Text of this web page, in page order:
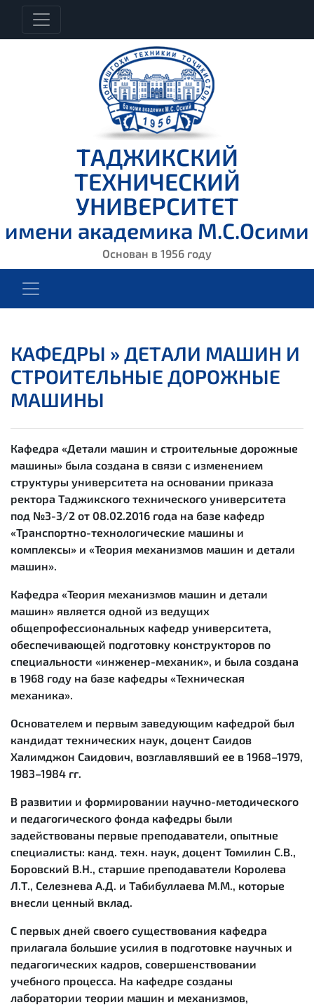
ТАДЖИКСКИЙ
ТЕХНИЧЕСКИЙ
УНИВЕРСИТЕТ
имени академика М.С.Осими
Основан в 1956 году
КАФЕДРЫ » ДЕТАЛИ МАШИН И
СТРОИТЕЛЬНЫЕ ДОРОЖНЫЕ
МАШИНЫ
Кафедра «Детали машин и строительные дорожные
машины» была создана в связи с изменением
структуры университета на основании приказа
ректора Таджикского технического университета
под №3-3/2 от 08.02.2016 года на базе кафедр
«Транспортно-технологические машины и
комплексы» и «Теория механизмов машин и детали
машин».
Кафедра «Теория механизмов машин и детали
машин» является одной из ведущих
общепрофессиональных кафедр университета,
обеспечивающей подготовку конструкторов по
специальности «инженер-механик», и была создана
в 1968 году на базе кафедры «Техническая
механика».
Основателем и первым заведующим кафедрой был
кандидат технических наук, доцент Саидов
Халимджон Саидович, возглавлявший ее в 1968–1979,
1983–1984 гг.
В развитии и формировании научно-методического
и педагогического фонда кафедры были
задействованы первые преподаватели, опытные
специалисты: канд. техн. наук, доцент Томилин С.В.,
Боровский В.Н., старшие преподаватели Королева
Л.Т., Селезнева А.Д. и Табибуллаева М.М., которые
внесли ценный вклад.
С первых дней своего существования кафедра
прилагала большие усилия в подготовке научных и
педагогических кадров, совершенствовании
учебного процесса. На кафедре созданы
лаборатории теории машин и механизмов,